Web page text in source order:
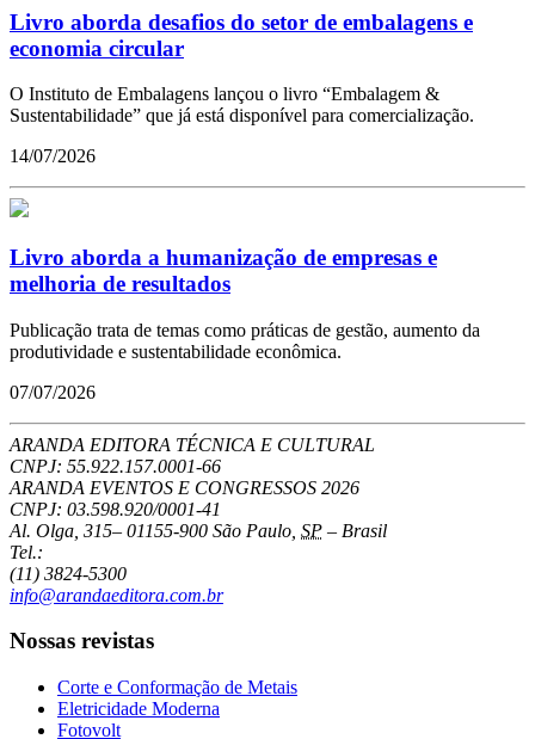
Livro aborda desafios do setor de embalagens e
economia circular
O Instituto de Embalagens lançou o livro “Embalagem &
Sustentabilidade” que já está disponível para comercialização.
14/07/2026
Livro aborda a humanização de empresas e
melhoria de resultados
Publicação trata de temas como práticas de gestão, aumento da
produtividade e sustentabilidade econômica.
07/07/2026
ARANDA EDITORA TÉCNICA E CULTURAL
CNPJ: 55.922.157.0001-66
ARANDA EVENTOS E CONGRESSOS 2026
CNPJ: 03.598.920/0001-41
Al. Olga, 315– 01155-900 São Paulo SP – Brasil
Tel.:
(11) 3824-5300
info@arandaeditora.com.br
Nossas revistas
Corte e Conformação de Metais
Eletricidade Moderna
Fotovolt